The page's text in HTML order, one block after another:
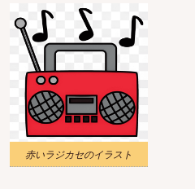
赤いラジカセのイラスト